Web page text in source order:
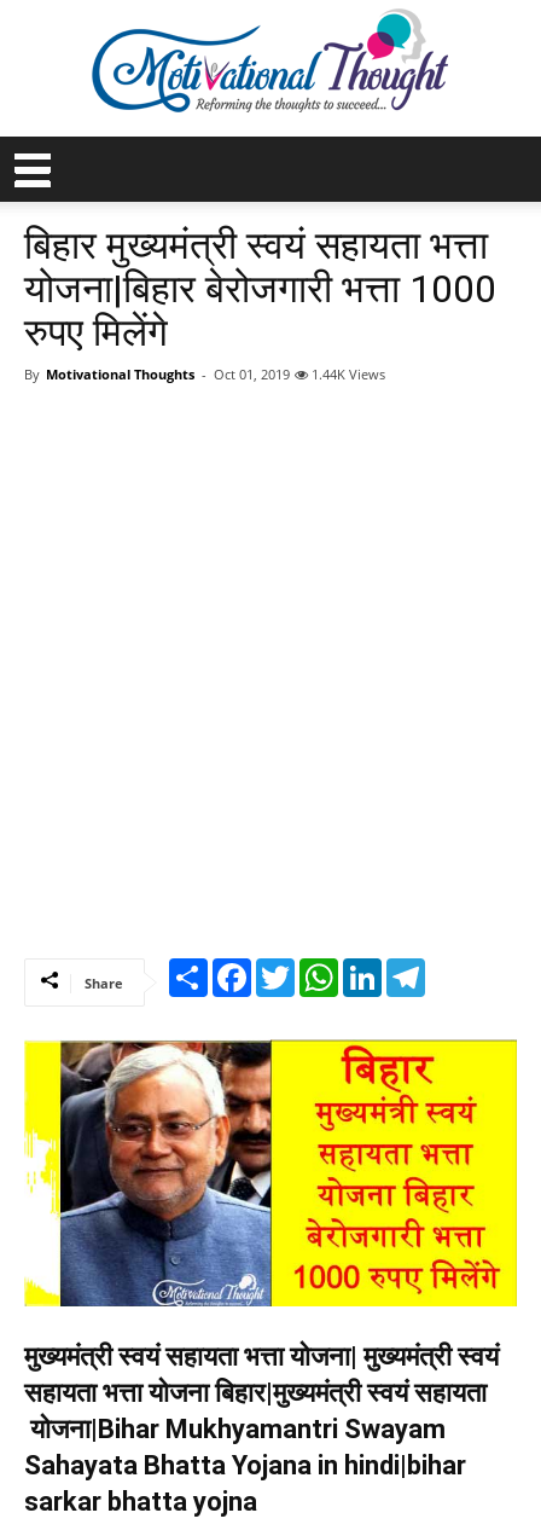
बिहार मुख्यमंत्री स्वयं सहायता भत्ता
योजना|बिहार बेरोजगारी भत्ता 1000
रुपए मिलेंगे
By Motivational Thoughts - Oct 01, 2019 1.44K Views
Share
Share FacebookTwitterWhatsApp
LinkedIn
मुख्यमंत्री स्वयं सहायता भत्ता योजना| मुख्यमंत्री स्वयं
सहायता भत्ता योजना बिहार|मुख्यमंत्री स्वयं सहायता
योजना|Bihar Mukhyamantri Swayam
Sahayata Bhatta Yojana in hindi|bihar
sarkar bhatta yojna